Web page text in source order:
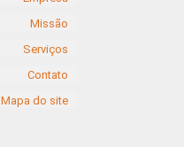
Missão
Serviços
Contato
Mapa do site